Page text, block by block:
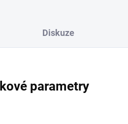
Diskuze
parametry